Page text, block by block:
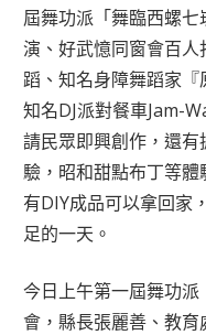
屆舞功派「舞臨西螺
演、好武憶同窗會百
蹈、知名身障舞蹈家
知名DJ派對餐車Jam-
請民眾即興創作，還
驗，昭和甜點布丁等
有DIY成品可以拿回家
足的一天。
今日上午第一屆舞功
會，縣長張麗善、教